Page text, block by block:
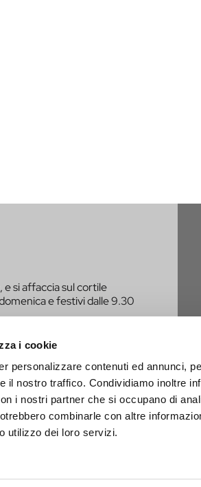
i cookie
personalizzare contenuti ed annunci,
il nostro traffico. Condividiamo inoltre
i nostri partner che si occupano di
combinarle con altre
utilizzo dei loro servizi.
e si affaccia sul cortile
e festivi dalle 9.30
CONTATTATO PER